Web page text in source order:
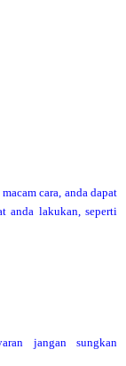
cara, anda dapat
anda lakukan, seperti
jangan sungkan